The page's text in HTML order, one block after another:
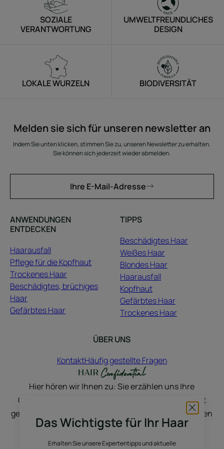
Das Wichtigste für Ihr Haar
Erhalten Sie unsere Expertentipps und aktuelle
SOZIALE
VERANTWORTUNG
UMWELTFREUNDLICHES
DESIGN
LOKALE WURZELN BIODIVERSITÄT
Melden sie sich für unseren newsletter an
Indem Sie unten klicken, stimmen Sie zu, unseren Newsletter zu erhalten.
Sie können sich jederzeit wieder abmelden.
Ihre E-Mail-Adresse
ANWENDUNGEN
ENTDECKEN
Haarausfall
Pflege für die Kopfhaut
Trockenes Haar
Beschädigtes, brüchiges
Haar
Gefärbtes Haar
TIPPS
Beschädigtes Haar
Weißes Haar
Blondes Haar
Haarausfall
Kopfhaut
Gefärbtes Haar
Trockenes Haar
ÜBER UNS
KontaktHäufig gestellte Fragen
Hier hören wir Ihnen zu: Sie erzählen uns Ihre
Geschichte, und wir inspirieren Sie. Ihr Haar wächst
genauso wie Ihre Geschichten, Wünsche, Stimmungen
und Lebensveränderungen. Wir unterhalten uns,
tauschen uns aus und finden Wege, Ihr Haar zu